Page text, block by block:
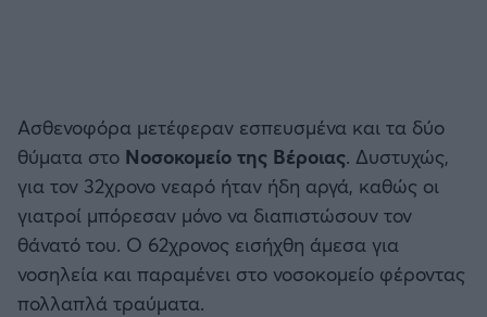
Ασθενοφόρα μετέφεραν εσπευσμένα και τα δύο
θύματα στο Νοσοκομείο της Βέροιας. Δυστυχώς,
για τον 32χρονο νεαρό ήταν ήδη αργά, καθώς οι
γιατροί μπόρεσαν μόνο να διαπιστώσουν τον
θάνατό του. Ο 62χρονος εισήχθη άμεσα για
νοσηλεία και παραμένει στο νοσοκομείο φέροντας
πολλαπλά τραύματα.